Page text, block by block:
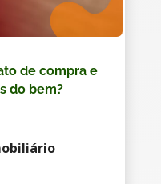
de compra e
do bem?